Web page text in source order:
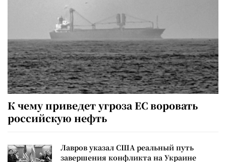
К чему приведет угроза ЕС воровать
российскую нефть
Лавров указал США реальный путь
завершения конфликта на Украине